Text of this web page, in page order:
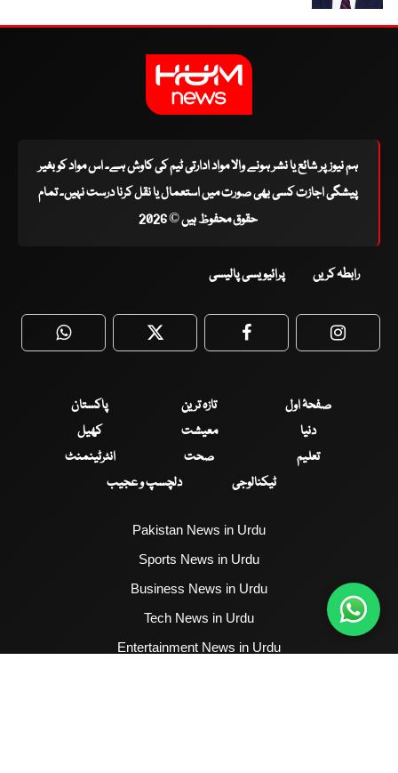
ہم نیوز پر شائع یا نشر ہونے والا مواد ادارتی ٹیم کی کاوش ہے۔ اس مواد کو بغیر
پیشگی اجازت کسی بھی صورت میں استعمال یا نقل کرنا درست نہیں۔ تمام
حقوق محفوظ ہیں © 2026
رابطہ کریں پرائیویسی پالیسی
WhatsApp Twitter Facebook
صفحۂ اول تازہ ترین
پاکستان
دنیا
معیشت
کھیل
تعلیم
صحت
انٹرٹینمنٹ
ٹیکنالوجی
دلچسپ و عجیب
Pakistan News in Urdu
Sports News in Urdu
Business News in Urdu
Tech News in Urdu
Entertainment News in Urdu